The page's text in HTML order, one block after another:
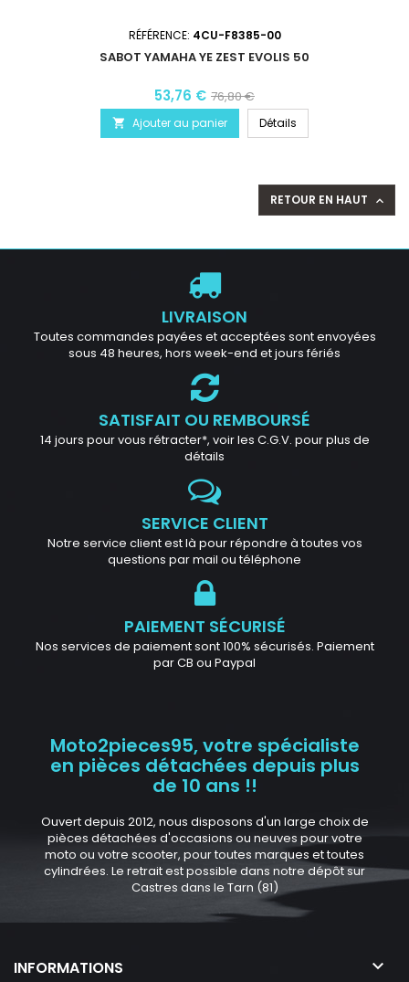
RÉFÉRENCE: 4CU-F8385-00
SABOT YAMAHA YE ZEST EVOLIS 50
53,76 € 76,80 €
 Ajouter au panier Détails
RETOUR EN HAUT 
LIVRAISON
Toutes commandes payées et acceptées sont envoyées
sous 48 heures, hors week-end et jours fériés
SATISFAIT OU REMBOURSÉ
14 jours pour vous rétracter*, voir les C.G.V. pour plus de
détails
SERVICE CLIENT
Notre service client est là pour répondre à toutes vos
questions par mail ou téléphone
PAIEMENT SÉCURISÉ
Nos services de paiement sont 100% sécurisés. Paiement
par CB ou Paypal
Moto2pieces95, votre spécialiste
en pièces détachées depuis plus
de 10 ans !!
Ouvert depuis 2012, nous disposons d'un large choix de
pièces détachées d'occasions ou neuves pour votre
moto ou votre scooter, pour toutes marques et toutes
cylindrées. Le retrait est possible dans notre dépôt sur
Castres dans le Tarn (81)
INFORMATIONS 